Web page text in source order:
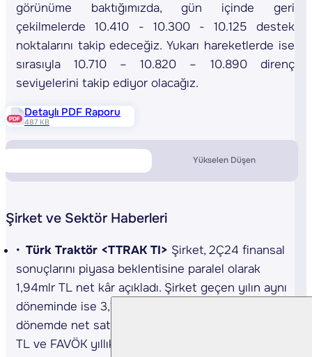
görünüme baktığımızda, gün içinde geri
çekilmelerde 10.410 - 10.300 - 10.125 destek
noktalarını takip edeceğiz. Yukarı hareketlerde ise
sırasıyla 10.710 – 10.820 – 10.890 direnç
seviyelerini takip ediyor olacağız.
Detaylı PDF Raporu
487 KB
Yükselen Düşen
Şirket ve Sektör Haberleri
Türk Traktör <TTRAK TI> Şirket, 2Ç24 finansal
sonuçlarını piyasa beklentisine paralel olarak
1,94mlr TL net kâr açıkladı. Şirket geçen yılın aynı
döneminde ise 3,11mlr TL net kâr açıklamıştı. İlgili
dönemde net satışlar yıllık %18 azalarak 15,68mlr
TL ve FAVÖK yıllık %35 düşüşle 2,88mlr TL oldu.